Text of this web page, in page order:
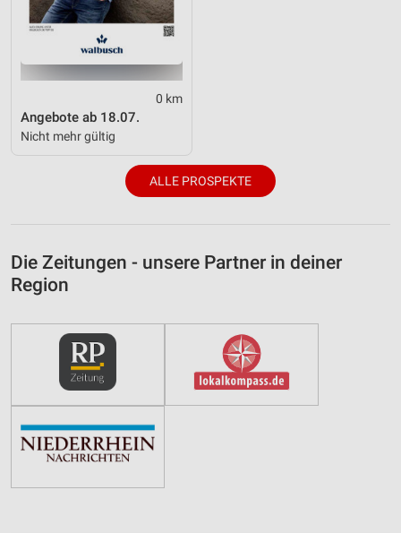
0 km
Angebote ab 18.07.
Nicht mehr gültig
ALLE PROSPEKTE
Die Zeitungen - unsere Partner in deiner
Region